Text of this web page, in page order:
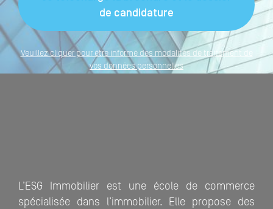
Veuillez cliquer pour être informé des modalités de traitement de
vos données personnelles
L’ESG Immobilier est une école de commerce
spécialisée dans l’immobilier. Elle propose des